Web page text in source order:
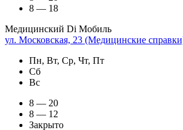
8 — 18
Медицинский Di Мобиль
ул. Московская, 23 (Медицинские
Пн, Вт, Ср, Чт, Пт
Сб
Вс
8 — 20
8 — 12
Закрыто